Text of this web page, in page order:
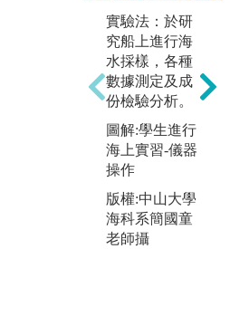
實驗法：於研
究船上進行海
水採樣，各種
數據測定及成
份檢驗分析。
圖解:學生進行
海上實習-儀器
操作
版權:中山大學
海科系簡國童
老師攝